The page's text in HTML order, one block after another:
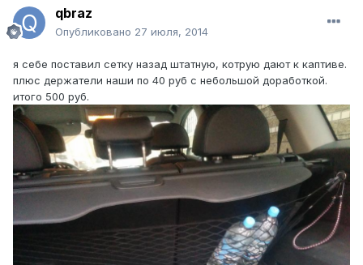
qbraz
Опубликовано 27 июля, 2014
я себе поставил сетку назад штатную, котрую дают к каптиве.
плюс держатели наши по 40 руб с небольшой доработкой.
итого 500 руб.